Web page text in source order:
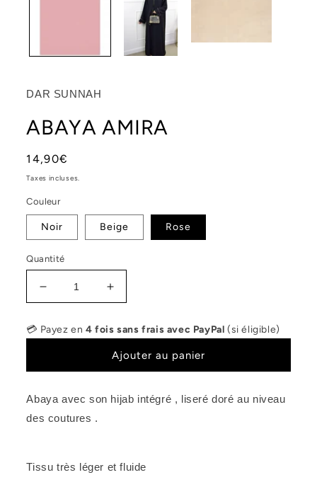
DAR SUNNAH
ABAYA AMIRA
Prix
habituel
14,90€
Taxes incluses.
Couleur
Noir Beige Rose
Quantité
Réduire
la
quantité
de
Augmenter
la
quantité
de
Abaya
💳 Payez en4 fois sans frais avec PayPal (si éligible)
Ajouter au panier
Abaya avec son hijab intégré , liseré doré au niveau
des coutures .
Tissu très léger et fluide